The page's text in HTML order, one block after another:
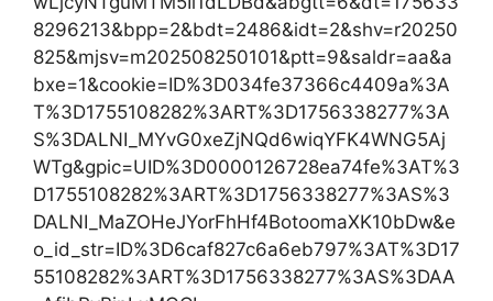
8296213&bpp=2&bdt=2486&idt=2&shv=r20250
825&mjsv=m202508250101&ptt=9&saldr=aa&a
bxe=1&cookie=ID%3D034fe37366c4409a%3A
T%3D1755108282%3ART%3D1756338277%3A
S%3DALNI_MYvG0xeZjNQd6wiqYFK4WNG5Aj
WTg&gpic=UID%3D0000126728ea74fe%3AT%3
D1755108282%3ART%3D1756338277%3AS%3
DALNI_MaZOHeJYorFhHf4BotoomaXK10bDw&e
o_id_str=ID%3D6caf827c6a6eb797%3AT%3D17
55108282%3ART%3D1756338277%3AS%3DAA